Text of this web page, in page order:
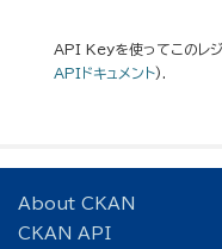
API Keyを使ってこのレジ
APIドキュメント).
About CKAN
CKAN API